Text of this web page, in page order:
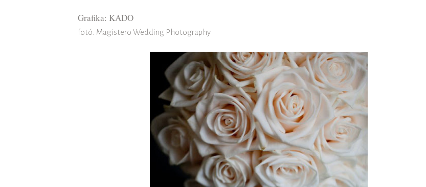
Grafika: KADO
fotó: Magistero Wedding Photography